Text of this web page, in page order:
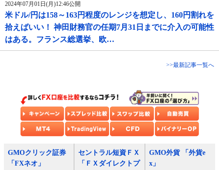
2024年07月01日(月)12:46公開
米ドル/円は158～163円程度のレンジを想定し、160円割れを
拾えばいい！ 神田財務官の任期7月31日までに介入の可能性
はある。フランス総選挙、欧…
>>最新記事一覧へ
GMOクリック証券
「FXネオ」
セントラル短資ＦＸ
「ＦＸダイレクトプ
GMO外貨 「外貨e
x」